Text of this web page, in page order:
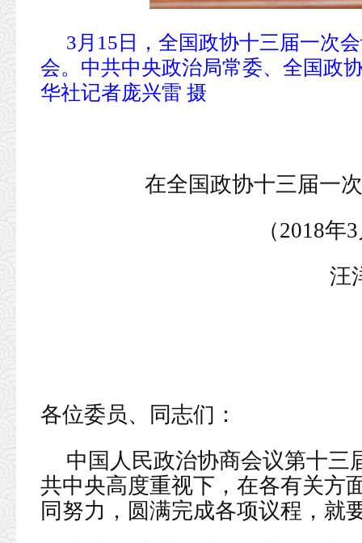
3月15日，全国政协十三届一次
会。中共中央政治局常委、全国政
华社记者庞兴雷 摄
在全国政协十三届一
（2018年
汪
各位委员、同志们：
中国人民政治协商会议第十三
共中央高度重视下，在各有关方
同努力，圆满完成各项议程，就